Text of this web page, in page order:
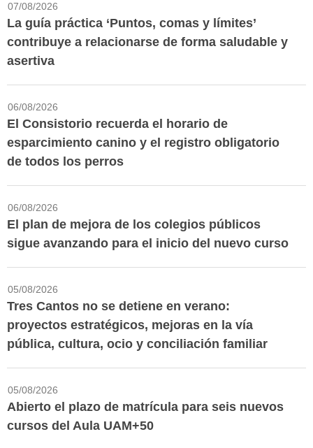
07/08/2026
La guía práctica ‘Puntos, comas y límites’
contribuye a relacionarse de forma saludable y
asertiva
06/08/2026
El Consistorio recuerda el horario de
esparcimiento canino y el registro obligatorio
de todos los perros
06/08/2026
El plan de mejora de los colegios públicos
sigue avanzando para el inicio del nuevo curso
05/08/2026
Tres Cantos no se detiene en verano:
proyectos estratégicos, mejoras en la vía
pública, cultura, ocio y conciliación familiar
05/08/2026
Abierto el plazo de matrícula para seis nuevos
cursos del Aula UAM+50